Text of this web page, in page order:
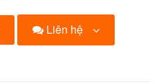
Liên hệ